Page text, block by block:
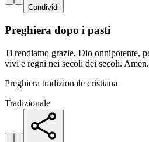
Condividi
Preghiera dopo i pasti
Ti rendiamo grazie, Dio onnipotente,
vivi e regni nei secoli dei secoli. Amen.
Preghiera tradizionale cristiana
Tradizionale